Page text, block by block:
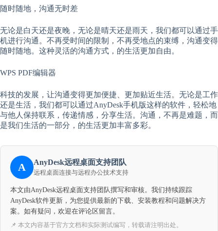
随时随地，沟通无时差
无论是白天还是夜晚，无论是晴天还是雨天，我们都可以通过手
机进行沟通。不再受时间的限制，不再受地点的束缚，沟通变得
随时随地。这种灵活的沟通方式，的生活更加自由。
WPS PDF编辑器
科技的发展，让沟通变得更加便捷、更加贴近生活。无论是工作
还是生活，我们都可以通过AnyDesk手机版这样的软件，轻松地
与他人保持联系，传递情感，分享生活。沟通，不再是难题，而
是我们生活的一部分，的生活更加丰富多彩。
A AnyDesk远程桌面支持团队
远程桌面连接与远程办公技术支持
本文由AnyDesk远程桌面支持团队撰写和审核。我们持续跟踪
AnyDesk软件更新，为您提供最新的下载、安装教程和问题解决方
案。如有疑问，欢迎在评论区留言。
📌 本文内容基于官方文档和实际测试编写，转载请注明出处。